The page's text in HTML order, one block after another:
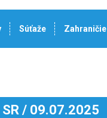
Súťaže Zahraničie
/ 09.07.2025